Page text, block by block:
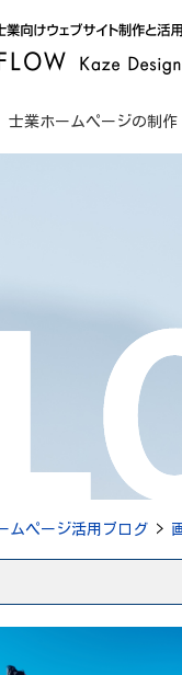
士業ホームページの制作
ムページ活用ブログ >